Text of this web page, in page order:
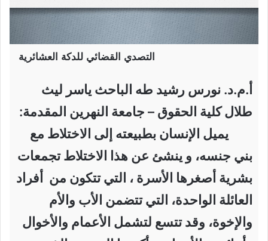
التصدي القضائي للدكة العشائرية
أ.م.د. نورس رشيد طه الباحث ياسر ليث
طلال كلية الحقوق – جامعة النهرين المقدمة:
يميل الإنسان بطبيعته إلى الاختلاط مع
بني جنسه، و ينشئ عن هذا الاختلاط تجمعات
بشرية أصغرها الأسرة ، التي تتكون من أفراد
العائلة الواحدة، التي تتضمن الأب والأم
والإخوة، وقد تتسع لتشمل الأعمام والأخوال